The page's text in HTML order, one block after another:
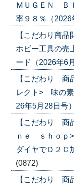
ＭＵＧＥＮ Ｂ
率９８％（2026
【こだわり商
ホビー工具の売
ード（2026年6
【こだわり 商
レクト> 味の素
26年5月28日号
【こだわり 商
ｎｅ ｓｈｏｐ
ダイヤでＤ２Ｃ
(0872)
【こだわり 商